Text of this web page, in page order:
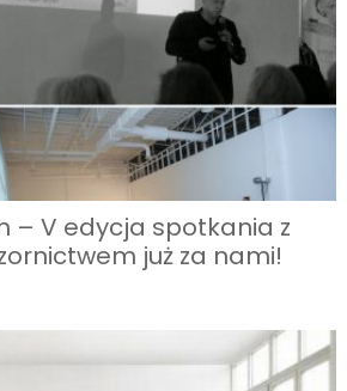
– V edycja spotkania z
już za nami!